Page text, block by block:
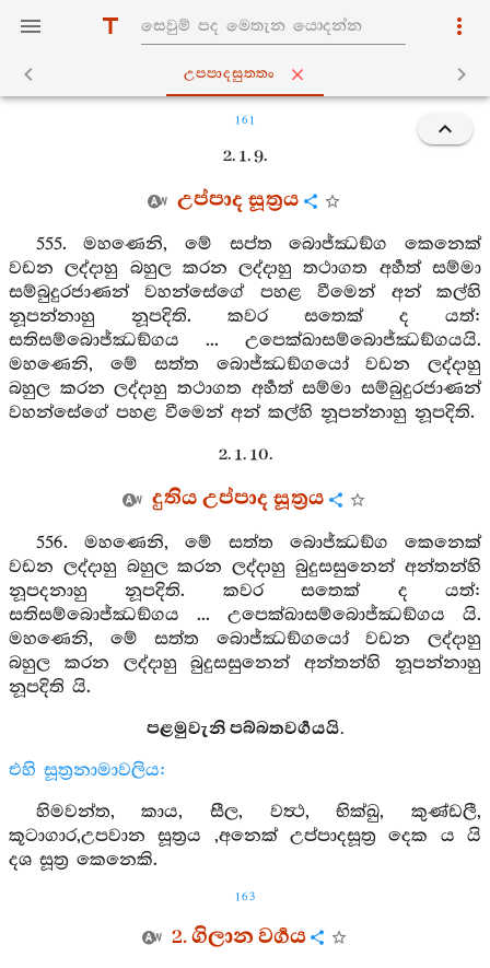
උප‍්පාදසුත‍්තං
161
2. 1. 9.
උප්පාද සූත්‍රය
555. මහණෙනි, මේ සප්ත බොජ්ඣඞ්ග කෙනෙක්
වඩන ලද්දාහු බහුල කරන ලද්දාහු තථාගත අර්‍හත් සම්මා
සම්බුදුරජාණන් වහන්සේගේ පහළ වීමෙන් අන් කල්හි
නූපන්නාහු නූපදිති. කවර සතෙක් ද යත්:
සතිසම්බොජ්ඣඞ්ගය ... උපෙක්ඛාසම්බොජ්ඣඞ්ගයයි.
මහණෙනි, මේ සත්ත බොජ්ඣඞ්ගයෝ වඩන ලද්දාහු
බහුල කරන ලද්දාහු තථාගත අර්‍හත් සම්මා සම්බුදුරජාණන්
වහන්සේගේ පහළ වීමෙන් අන් කල්හි නූපන්නාහු නූපදිති.
2. 1. 10.
දුතිය උප්පාද සූත්‍රය
556. මහණෙනි, මේ සත්ත බොජ්ඣඞ්ග කෙනෙක්
වඩන ලද්දාහු බහුල කරන ලද්දාහු බුදුසසුනෙන් අන්තන්හි
නූපදනාහු නූපදිති. කවර සතෙක් ද යත්:
සතිසම්බොජ්ඣඞ්ගය ... උපෙක්ඛාසම්බොජ්ඣඞ්ගය යි.
මහණෙනි, මේ සත්ත බොජ්ඣඞ්ගයෝ වඩන ලද්දාහු
බහුල කරන ලද්දාහු බුදුසසුනෙන් අන්තන්හි නූපන්නාහු
නූපදිති යි.
පළමුවැනි පබ්බතවර්‍ගයයි.
එහි සූත්‍රනාමාවලිය:
හිමවන්ත, කාය, සීල, වත්‍ථ, භික්ඛු, කුණ්ඩලී,
කූටාගාර,උපවාන සූත්‍රය ,අනෙක් උප්පාදසූත්‍ර දෙක ය යි
දශ සූත්‍ර කෙනෙකි.
163
2. ගිලාන වර්‍ගය